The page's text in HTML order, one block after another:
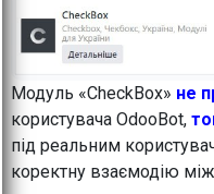
Модуль «CheckBox» не
користувача OdooBot,
під реальним
коректну взаємодію